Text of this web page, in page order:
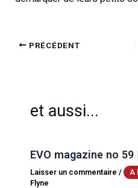
PRÉCÉDENT
et aussi...
EVO magazine no 59
Laisser un commentaire / A
Flyne